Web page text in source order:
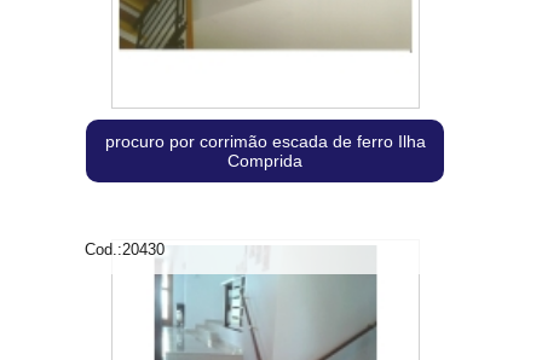
procuro por corrimão escada de ferro Ilha
Comprida
Cod.:20430